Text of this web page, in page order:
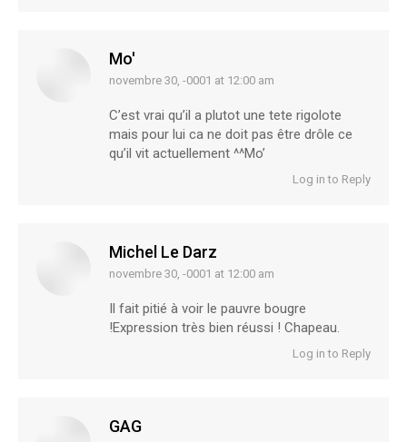
Mo'
says:
novembre 30, -0001 at 12:00 am
C’est vrai qu’il a plutot une tete rigolote
mais pour lui ca ne doit pas être drôle ce
qu’il vit actuellement ^^Mo’
Log in to Reply
Michel Le Darz
says:
novembre 30, -0001 at 12:00 am
Il fait pitié à voir le pauvre bougre
!Expression très bien réussi ! Chapeau.
Log in to Reply
GAG